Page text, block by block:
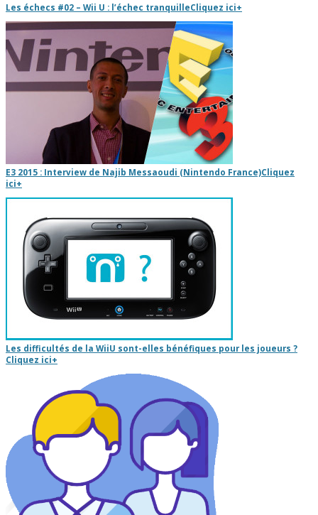
Les échecs #02 – Wii U : l’échec tranquilleCliquez ici+
E3 2015 : Interview de Najib Messaoudi (Nintendo France)Cliquez
ici+
Les difficultés de la WiiU sont-elles bénéfiques pour les joueurs ?
Cliquez ici+